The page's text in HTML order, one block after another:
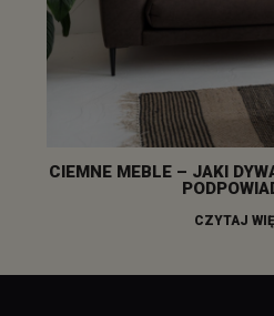
CIEMNE MEBLE – JAKI
CZYTAJ